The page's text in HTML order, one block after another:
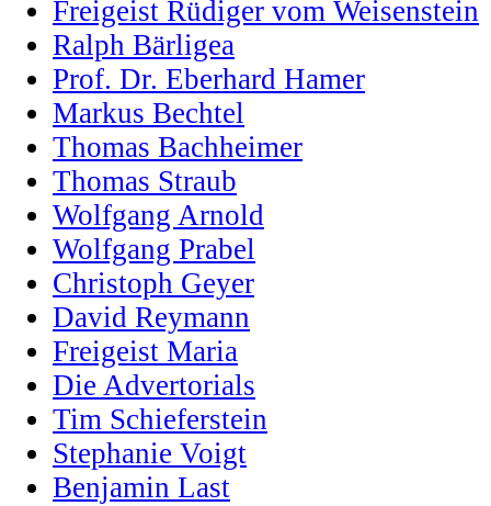
Freigeist Rüdiger vom Weisenstein
Ralph Bärligea
Prof. Dr. Eberhard Hamer
Markus Bechtel
Thomas Bachheimer
Thomas Straub
Wolfgang Arnold
Wolfgang Prabel
Christoph Geyer
David Reymann
Freigeist Maria
Die Advertorials
Tim Schieferstein
Stephanie Voigt
Benjamin Last